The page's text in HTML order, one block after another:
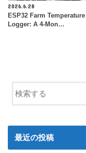
2026.6.28
ESP32 Farm Temperature
Logger: A 4-Mon…
最近の投稿